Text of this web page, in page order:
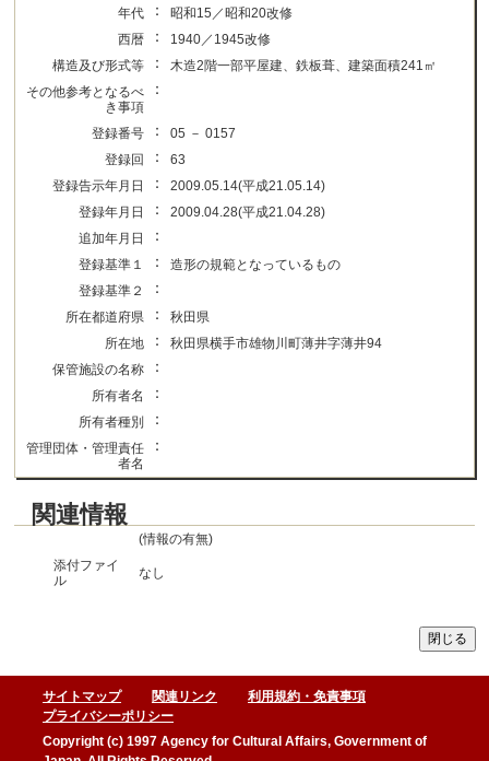
年代
：
昭和15／昭和20改修
西暦
：
1940／1945改修
構造及び形式等
：
木造2階一部平屋建、鉄板葺、建築面積241㎡
その他参考となるべ
き事項
：
登録番号 ：
05 － 0157
登録回
：
63
登録告示年月日
：
2009.05.14(平成21.05.14)
登録年月日
：
2009.04.28(平成21.04.28)
追加年月日
：
登録基準１ ：
造形の規範となっているもの
登録基準２
：
所在都道府県 ：
秋田県
所在地
：
秋田県横手市雄物川町薄井字薄井94
保管施設の名称
：
所有者名 ：
所有者種別 ：
管理団体・管理責任
者名
：
関連情報
(情報の有無)
添付ファイ
ル
なし
サイトマップ 関連リンク
利用規約・免責事項
プライバシーポリシー
Copyright (c) 1997 Agency for Cultural Affairs, Government of